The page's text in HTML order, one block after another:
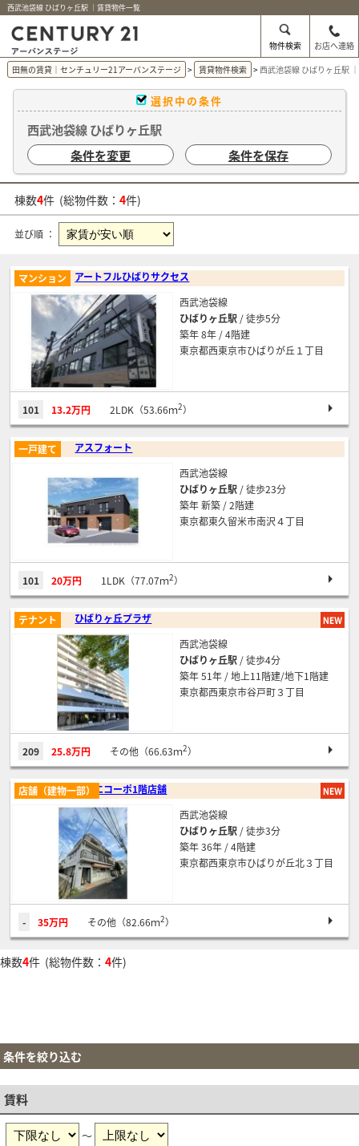
西武池袋線 ひばりヶ丘駅 ｜賃貸物件一覧
物件検索
お店へ連絡
田無の賃貸｜センチュリー21アーバンステージ
賃貸物件検索 西武池袋線 ひばりヶ丘駅
選択中の条件
西武池袋線 ひばりヶ丘駅
条件を変更
条件を保存
棟数4件 (総物件数： 4件)
並び順 ：
アートフルひばりサクセス
マンション
西武池袋線
ひばりヶ丘駅 / 徒歩5分
築年 8年 / 4階建
東京都西東京市ひばりが丘１丁目
101 13.2万円 2LDK（53.66ｍ2）
アスフォート
一戸建て
西武池袋線
ひばりヶ丘駅 / 徒歩23分
築年 新築 / 2階建
東京都東久留米市南沢４丁目
101 20万円 1LDK（77.07ｍ2）
ひばりヶ丘プラザ
テナント
西武池袋線
ひばりヶ丘駅 / 徒歩4分
築年 51年 / 地上11階建/地下1階建
東京都西東京市谷戸町３丁目
209 25.8万円 その他（66.63ｍ2）
ナオエコーポ1階店舗
店舗（建物一部）
西武池袋線
ひばりヶ丘駅 / 徒歩3分
築年 36年 / 4階建
東京都西東京市ひばりが丘北３丁目
- 35万円 その他（82.66ｍ2）
棟数4件 (総物件数： 4件)
条件を絞り込む
賃料
～